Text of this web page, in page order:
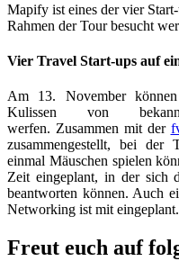
Mapify ist eines der vier
Rahmen der Tour besucht
Vier Travel Start-ups auf
Am 13. November
Kulissen von
werfen. Zusammen mit der
zusammengestellt, bei der
einmal Mäuschen spielen
Zeit eingeplant, in der sich
beantworten können. Auch
Networking ist mit eingeplant.
Freut euch auf